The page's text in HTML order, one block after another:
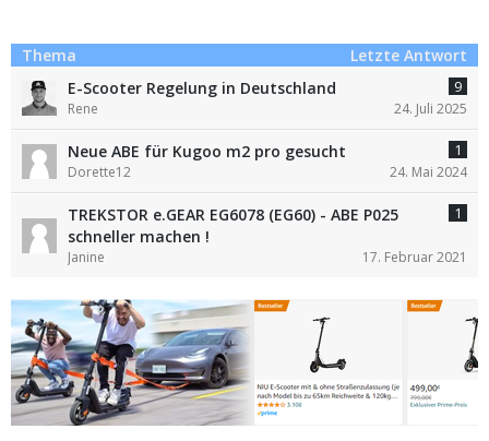
Thema
Letzte Antwort
E-Scooter Regelung in Deutschland
9
Rene 24. Juli 2025
Neue ABE für Kugoo m2 pro gesucht 1
Dorette12 24. Mai 2024
TREKSTOR e.GEAR EG6078 (EG60) - ABE P025
schneller machen !
1
Janine 17. Februar 2021